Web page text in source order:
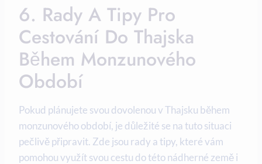
6. Rady A Tipy Pro
Cestování Do Thajska
Během Monzunového
Období
Pokud plánujete svou dovolenou v Thajsku během
monzunového období, je důležité se na tuto situaci
pečlivě připravit. Zde jsou rady a tipy, které vám
pomohou využít svou cestu do této nádherné země i